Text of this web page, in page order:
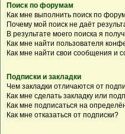
Поиск по форумам
Как мне выполнить поиск по
Почему мой поиск не даёт
В результате моего поиска я
Как мне найти пользователя
Как мне найти свои сообщения и
Подписки и закладки
Чем закладки отличаются от
Как мне сделать закладку или
Как мне подписаться на
Как мне отказаться от подписки?